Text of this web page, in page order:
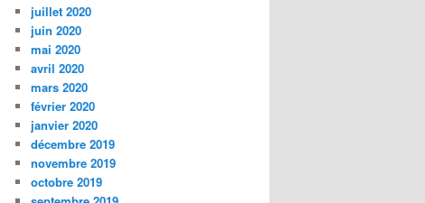
juillet 2020
juin 2020
mai 2020
avril 2020
mars 2020
février 2020
janvier 2020
décembre 2019
novembre 2019
octobre 2019